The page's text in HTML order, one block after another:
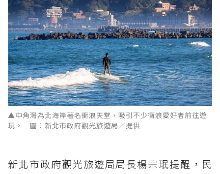
▲中角灣為北海岸著名衝浪天堂，吸引不少衝浪愛好者前往遊
玩。 圖：新北市政府觀光旅遊局／提供
新北市政府觀光旅遊局局長楊宗珉提醒，民